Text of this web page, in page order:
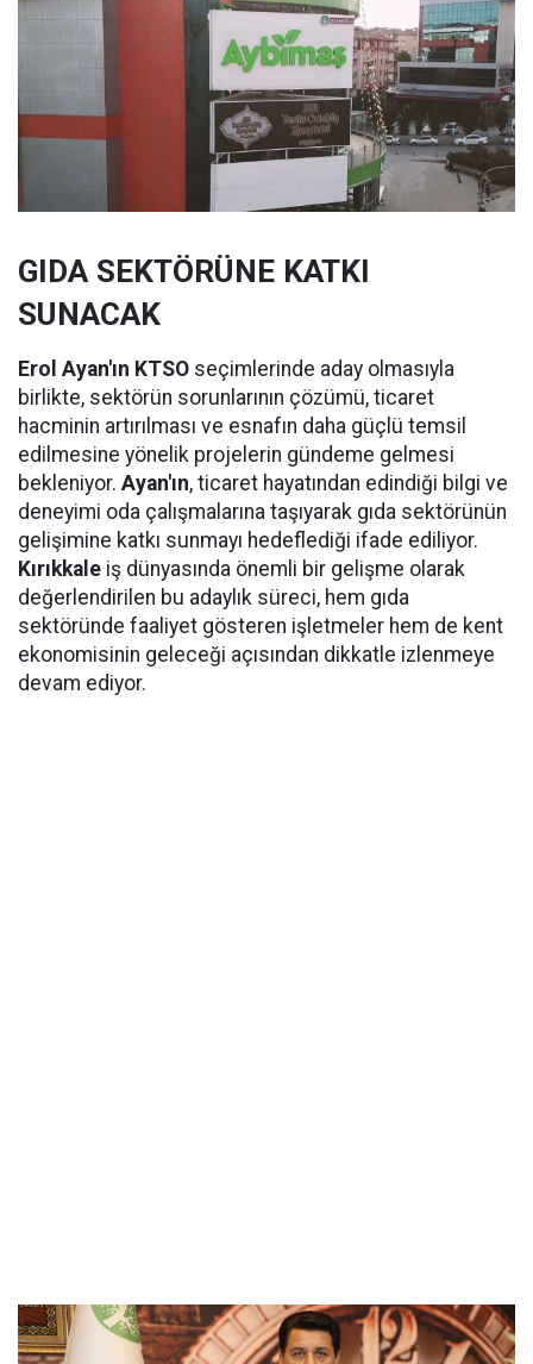
GIDA SEKTÖRÜNE KATKI
SUNACAK
Erol Ayan'ın KTSO seçimlerinde aday olmasıyla
birlikte, sektörün sorunlarının çözümü, ticaret
hacminin artırılması ve esnafın daha güçlü temsil
edilmesine yönelik projelerin gündeme gelmesi
bekleniyor. Ayan'ın, ticaret hayatından edindiği bilgi ve
deneyimi oda çalışmalarına taşıyarak gıda sektörünün
gelişimine katkı sunmayı hedeflediği ifade ediliyor.
Kırıkkale iş dünyasında önemli bir gelişme olarak
değerlendirilen bu adaylık süreci, hem gıda
sektöründe faaliyet gösteren işletmeler hem de kent
ekonomisinin geleceği açısından dikkatle izlenmeye
devam ediyor.